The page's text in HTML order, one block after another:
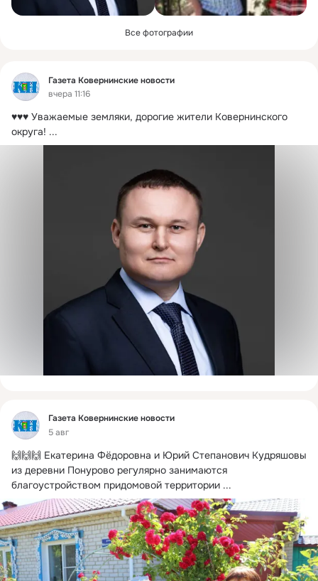
Все фотографии
Фид
Газета Ковернинские новости
вчера 11:16
♥️♥️♥️ Уважаемые земляки, дорогие жители Ковернинского
округа! ...
Фид
Газета Ковернинские новости
5 авг
🙌🙌🙌 Екатерина Фёдоровна и Юрий Степанович Кудряшовы
из деревни Понурово регулярно занимаются
благоустройством придомовой территории ...